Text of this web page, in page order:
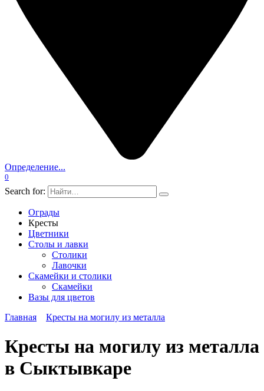
Определение...
0
Search for:
Ограды
Кресты
Цветники
Столы и лавки
Столики
Лавочки
Скамейки и столики
Скамейки
Вазы для цветов
Главная
Кресты на могилу из металла
Кресты на могилу из металла
в Сыктывкаре